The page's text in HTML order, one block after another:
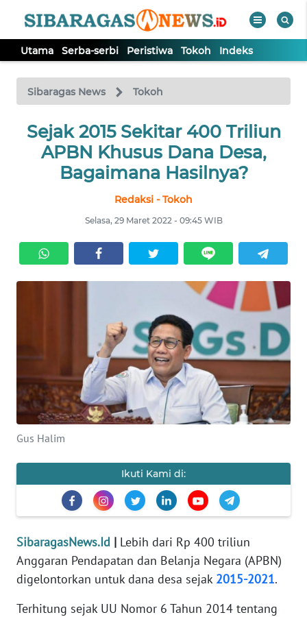
Utama Serba-serbi Peristiwa Tokoh Indeks
Sibaragas News Tokoh
Sejak 2015 Sekitar 400 Triliun
APBN Khusus Dana Desa,
Bagaimana Hasilnya?
Redaksi - Tokoh
Selasa, 29 Maret 2022 - 09:45 WIB
Gus Halim
Ikuti Kami di:
SibaragasNews.Id | Lebih dari Rp 400 triliun
Anggaran Pendapatan dan Belanja Negara (APBN)
digelontorkan untuk dana desa sejak 2015-2021.
Terhitung sejak UU Nomor 6 Tahun 2014 tentang
TV
Tutup
UTAMA
TOKOH
KONTAK
KAMI
INFO
IKLAN
MEDIA
SIBER